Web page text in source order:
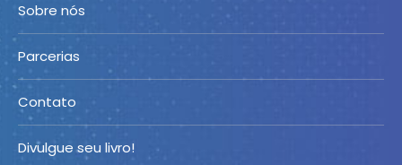
Sobre nós
Parcerias
Contato
Divulgue seu livro!